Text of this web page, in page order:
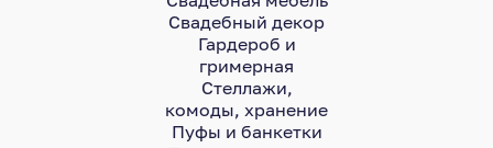
Свадебный декор
Гардероб и
гримерная
Стеллажи,
комоды, хранение
Пуфы и банкетки